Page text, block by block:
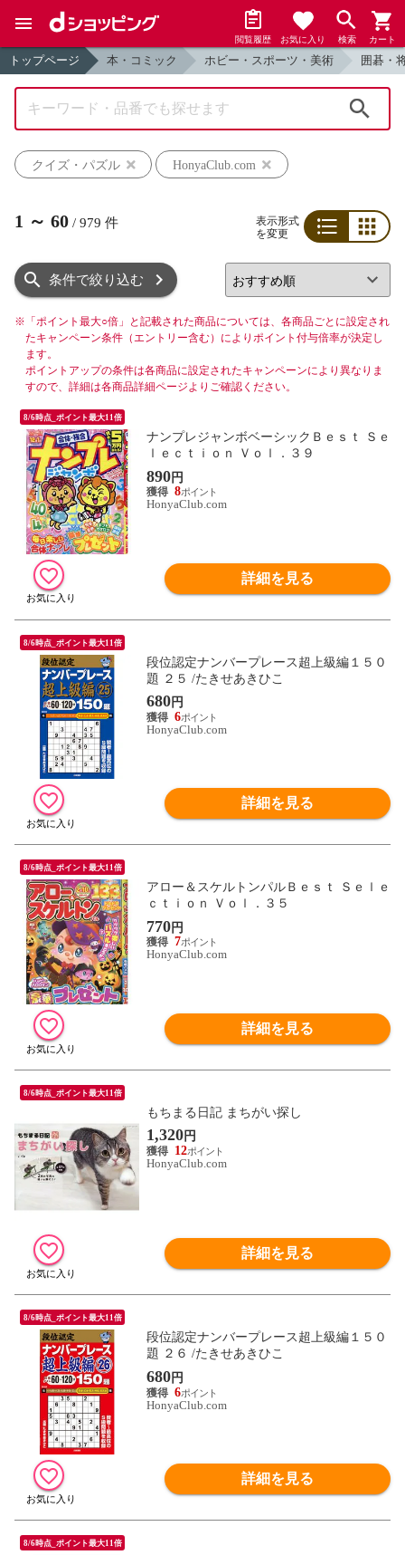
閲覧履歴 お気に入り 検索 カート
トップページ 本・コミック ホビー・スポーツ・美術 囲碁・
クイズ・パズル
HonyaClub.com
1 ～ 60 / 979 件
表示形式
を変更
条件で絞り込む
※ 「ポイント最大○倍」と記載された商品については、各商品ごとに設定され
たキャンペーン条件（エントリー含む）によりポイント付与倍率が決定し
ます。
ポイントアップの条件は各商品に設定されたキャンペーンにより異なりま
すので、詳細は各商品詳細ページよりご確認ください。
8/6時点_ポイント最大11倍
ナンプレジャンボベーシックＢｅｓｔ Ｓｅ
ｌｅｃｔｉｏｎ Ｖｏｌ．３９
890円
8
HonyaClub.com
詳細を見る
8/6時点_ポイント最大11倍
段位認定ナンバープレース超上級編１５０
題 ２５ /たきせあきひこ
680円
6
HonyaClub.com
詳細を見る
8/6時点_ポイント最大11倍
アロー＆スケルトンパルＢｅｓｔ Ｓｅｌｅ
ｃｔｉｏｎ Ｖｏｌ．３５
770円
7
HonyaClub.com
詳細を見る
8/6時点_ポイント最大11倍
もちまる日記 まちがい探し
1,320円
12
HonyaClub.com
詳細を見る
8/6時点_ポイント最大11倍
段位認定ナンバープレース超上級編１５０
題 ２６ /たきせあきひこ
680円
6
HonyaClub.com
詳細を見る
8/6時点_ポイント最大11倍